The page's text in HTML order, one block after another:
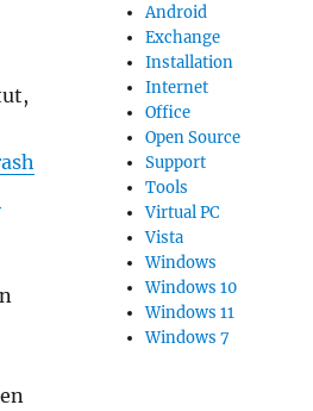
Android
Exchange
Installation
Internet
Office
Open Source
Support
Tools
Virtual PC
Vista
Windows
Windows 10
Windows 11
Windows 7